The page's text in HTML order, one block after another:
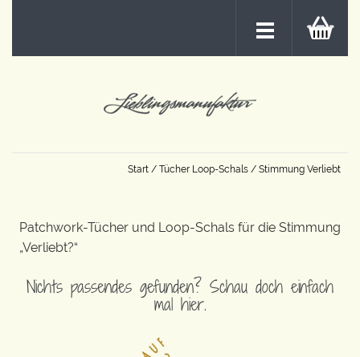
Start / Tücher Loop-Schals / Stimmung Verliebt
Patchwork-Tücher und Loop-Schals für die Stimmung
„Verliebt?“
Nichts passendes gefunden? Schau doch einfach
mal hier.